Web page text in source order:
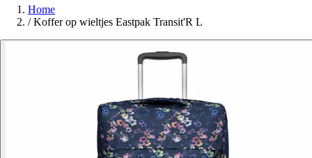
Home
/ Koffer op wieltjes Eastpak Transit'R L